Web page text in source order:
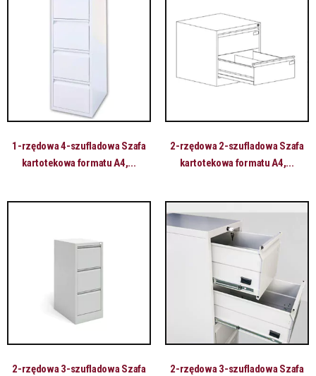
1-rzędowa 4-szufladowa Szafa
kartotekowa formatu A4,...
2-rzędowa 2-szufladowa Szafa
kartotekowa formatu A4,...
2-rzędowa 3-szufladowa Szafa
2-rzędowa 3-szufladowa Szafa